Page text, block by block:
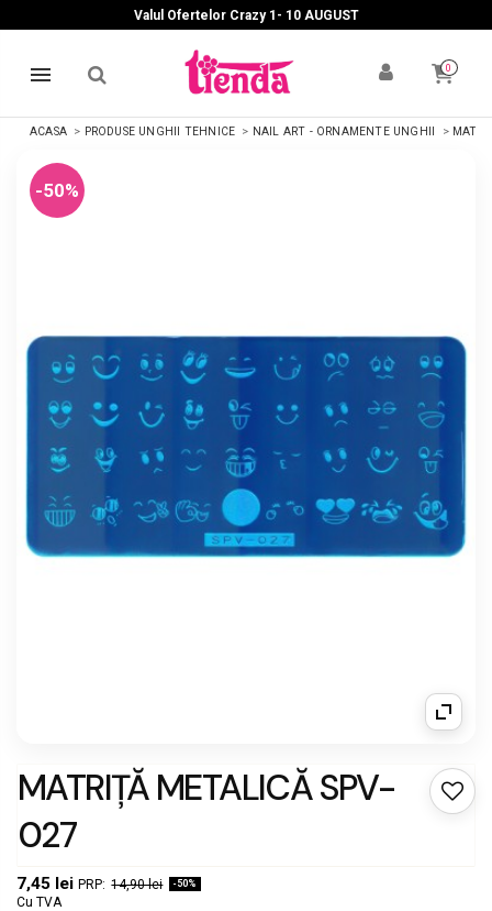
Valul Ofertelor Crazy 1- 10 AUGUST
0
ACASA PRODUSE UNGHII TEHNICE NAIL ART - ORNAMENTE UNGHII
-50%
MATRIȚĂ METALICĂ SPV-
027
7,45 lei 14,90 lei -50%
Cu TVA